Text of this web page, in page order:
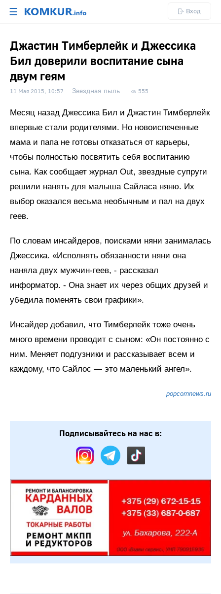
☰ Вход
Джастин Тимберлейк и Джессика
Бил доверили воспитание сына
двум геям
11 Мая 2015, 10:57 Звездная пыль 555
Месяц назад Джессика Бил и Джастин Тимберлейк
впервые стали родителями. Но новоиспеченные
мама и папа не готовы отказаться от карьеры,
чтобы полностью посвятить себя воспитанию
сына. Как сообщает журнал Out, звездные супруги
решили нанять для малыша Сайласа няню. Их
выбор оказался весьма необычным и пал на двух
геев.
По словам инсайдеров, поисками няни занималась
Джессика. «Исполнять обязанности няни она
наняла двух мужчин-геев, - рассказал
информатор. - Она знает их через общих друзей и
убедила поменять свои графики».
Инсайдер добавил, что Тимберлейк тоже очень
много времени проводит с сыном: «Он постоянно с
ним. Меняет подгузники и рассказывает всем и
каждому, что Сайлос — это маленький ангел».
popcornnews.ru
Подписывайтесь на нас в: